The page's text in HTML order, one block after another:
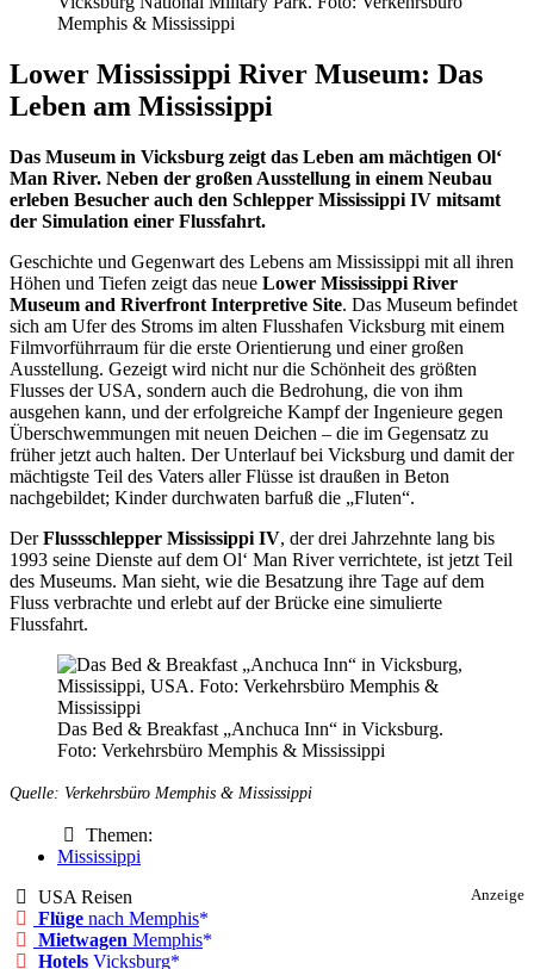
Memphis & Mississippi
Lower Mississippi River Museum: Das
Leben am Mississippi
Das Museum in Vicksburg zeigt das Leben am mächtigen Ol‘
Man River. Neben der großen Ausstellung in einem Neubau
erleben Besucher auch den Schlepper Mississippi IV mitsamt
der Simulation einer Flussfahrt.
Geschichte und Gegenwart des Lebens am Mississippi mit all ihren
Höhen und Tiefen zeigt das neue Lower Mississippi River
Museum and Riverfront Interpretive Site. Das Museum befindet
sich am Ufer des Stroms im alten Flusshafen Vicksburg mit einem
Filmvorführraum für die erste Orientierung und einer großen
Ausstellung. Gezeigt wird nicht nur die Schönheit des größten
Flusses der USA, sondern auch die Bedrohung, die von ihm
ausgehen kann, und der erfolgreiche Kampf der Ingenieure gegen
Überschwemmungen mit neuen Deichen – die im Gegensatz zu
früher jetzt auch halten. Der Unterlauf bei Vicksburg und damit der
mächtigste Teil des Vaters aller Flüsse ist draußen in Beton
nachgebildet; Kinder durchwaten barfuß die „Fluten“.
DerFlussschlepper Mississippi IV, der drei Jahrzehnte lang bis
1993 seine Dienste auf dem Ol‘ Man River verrichtete, ist jetzt Teil
des Museums. Man sieht, wie die Besatzung ihre Tage auf dem
Fluss verbrachte und erlebt auf der Brücke eine simulierte
Flussfahrt.
Das Bed & Breakfast „Anchuca Inn“ in Vicksburg.
Foto: Verkehrsbüro Memphis & Mississippi
Quelle: Verkehrsbüro Memphis & Mississippi
Themen:
Mississippi
Anzeige
USA Reisen
Flüge nach Memphis
Mietwagen Memphis
Hotels Vicksburg